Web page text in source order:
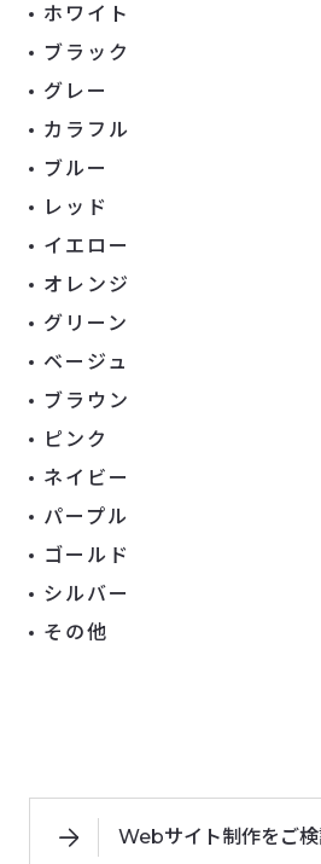
ホワイト
ブラック
グレー
カラフル
ブルー
レッド
イエロー
オレンジ
グリーン
ベージュ
ブラウン
ピンク
ネイビー
パープル
ゴールド
シルバー
その他
Webサイト制作をご